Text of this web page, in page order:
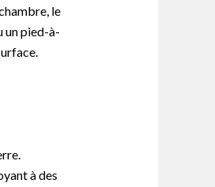
le
un pied-à-
à des